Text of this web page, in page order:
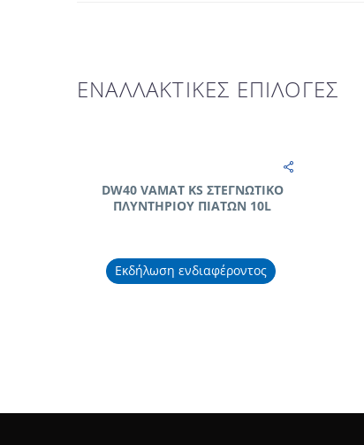
ΕΝΑΛΛΑΚΤΙΚΕΣ ΕΠΙΛΟΓΕΣ
DW40 VAMAT KS ΣΤΕΓΝΩΤΙΚΟ
ΠΛΥΝΤΗΡΙΟΥ ΠΙΑΤΩΝ 10L
Εκδήλωση ενδιαφέροντος